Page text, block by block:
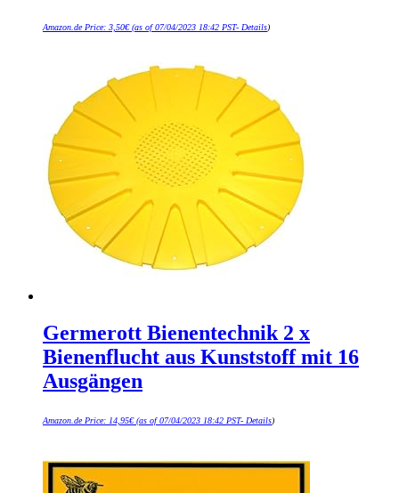
Amazon.de Price: 3,50€(as of 07/04/2023 18:42 PST- Details)
Germerott Bienentechnik 2 x
Bienenflucht aus Kunststoff mit 16
Ausgängen
Amazon.de Price: 14,95€(as of 07/04/2023 18:42 PST- Details)